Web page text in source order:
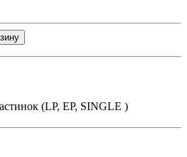
(LP, EP, SINGLE )